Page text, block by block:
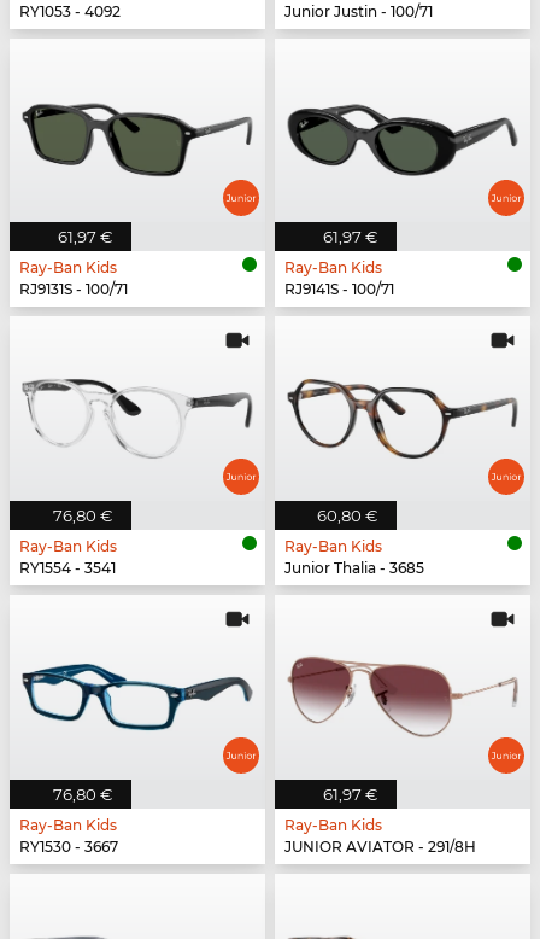
RY1053 - 4092
Junior Justin - 100/71
61,97 €
Ray-Ban Kids
RJ9131S - 100/71
61,97 €
Ray-Ban Kids
RJ9141S - 100/71
76,80 €
Ray-Ban Kids
RY1554 - 3541
60,80 €
Ray-Ban Kids
Junior Thalia - 3685
76,80 €
Ray-Ban Kids
RY1530 - 3667
61,97 €
Ray-Ban Kids
JUNIOR AVIATOR - 291/8H